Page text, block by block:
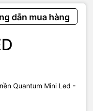
dẫn mua hàng
Quantum Mini Led -
kể ngày hay đêm.
trội từ
HDR 32x
chân thực với dải màu rực
trọn mọi chi tiết hoàn